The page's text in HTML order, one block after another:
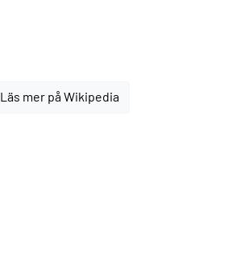
Läs mer på Wikipedia